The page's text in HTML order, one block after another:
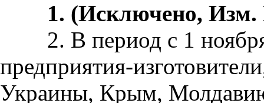
1. (Исключено,
2. В период с 1 ноября
предприятия-
Украины, Крым,